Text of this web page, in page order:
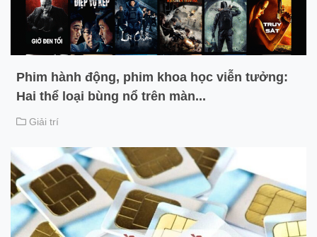
Phim hành động, phim khoa học viễn tưởng:
Hai thể loại bùng nổ trên màn...
Giải trí